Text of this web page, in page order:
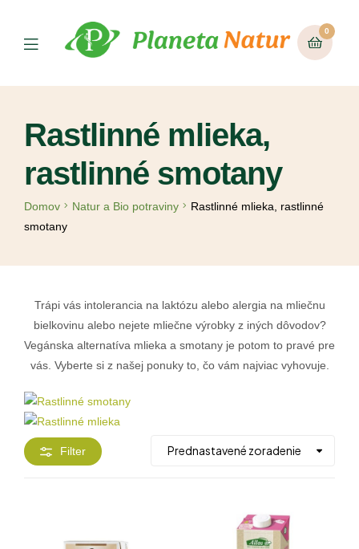
0
Rastlinné mlieka,
rastlinné smotany
Domov Natur a Bio potraviny
Rastlinné mlieka, rastlinné
smotany
Trápi vás intolerancia na laktózu alebo alergia na mliečnu
bielkovinu alebo nejete mliečne výrobky z iných dôvodov?
Vegánska alternatíva mlieka a smotany je potom to pravé pre
vás. Vyberte si z našej ponuky to, čo vám najviac vyhovuje.
Filter